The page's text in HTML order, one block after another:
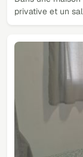
privative et un